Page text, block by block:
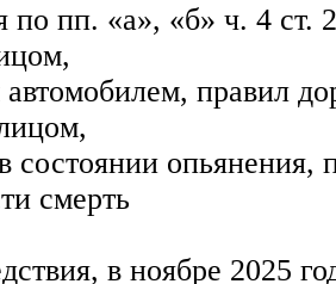
по пп. «а», «б» ч. 4
правил
состоянии опьянения,
смерть
в ноябре 2025